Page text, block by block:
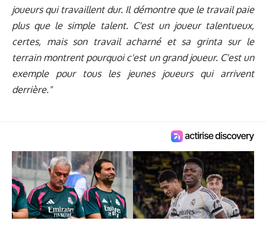
joueurs qui travaillent dur. Il démontre que le travail paie
plus que le simple talent. C'est un joueur talentueux,
certes, mais son travail acharné et sa grinta sur le
terrain montrent pourquoi c'est un grand joueur. C'est un
exemple pour tous les jeunes joueurs qui arrivent
derrière."